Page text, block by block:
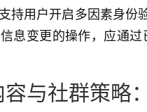
持用户开启多因素身份
息变更的操作，应通
与社群策略